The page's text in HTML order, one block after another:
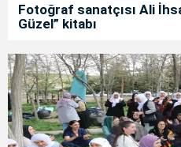
Fotoğraf sanatçısı Ali
Güzel” kitabı